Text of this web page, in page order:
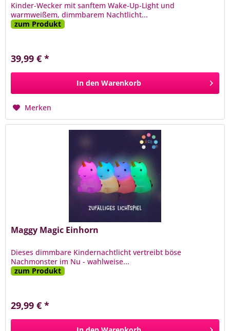
Kinder-Wecker mit sanftem Wake-Up-Light und
warmweißem, dimmbarem Nachtlicht...
zum Produkt
39,99 € *
In den Warenkorb
Merken
Maggy Magic Einhorn
Dieses dimmbare Kindernachtlicht vertreibt böse
Nachmonster im Nu - wahlweise...
zum Produkt
29,99 € *